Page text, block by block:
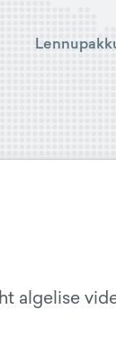
algelise